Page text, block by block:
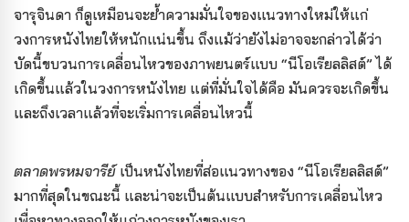
จารุจินดา ก็ดูเหมือนจะย้ำความมั่นใจของแนวทางใหม่ให้แก่
วงการหนังไทยให้หนักแน่นขึ้น ถึงแม้ว่ายังไม่อาจจะกล่าวได้ว่า
บัดนี้ขบวนการเคลื่อนไหวของภาพยนตร์แบบ “นีโอเรียลลิสต์” ได้
เกิดขึ้นแล้วในวงการหนังไทย แต่ที่มั่นใจได้คือ มันควรจะเกิดขึ้น
และถึงเวลาแล้วที่จะเริ่มการเคลื่อนไหวนี้
ตลาดพรหมจารีย์เป็นหนังไทยที่ส่อแนวทางของ “นีโอเรียลลิสต์”
มากที่สุดในขณะนี้ และน่าจะเป็นต้นแบบสำหรับการเคลื่อนไหว